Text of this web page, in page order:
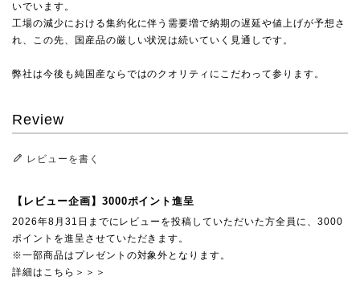
いでいます。
工場の減少における集約化に伴う需要増で納期の遅延や値上げが予想さ
れ、この先、国産品の厳しい状況は続いていく見通しです。
弊社は今後も純国産ならではのクオリティにこだわって参ります。
Review
レビューを書く
【レビュー企画】3000ポイント進呈
2026年8月31日までにレビューを投稿していただいた方全員に、3000
ポイントを進呈させていただきます。
※一部商品はプレゼントの対象外となります。
詳細はこちら＞＞＞